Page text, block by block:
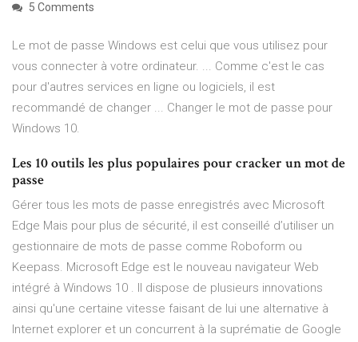
5 Comments
Le mot de passe Windows est celui que vous utilisez pour
vous connecter à votre ordinateur. ... Comme c'est le cas
pour d'autres services en ligne ou logiciels, il est
recommandé de changer ... Changer le mot de passe pour
Windows 10.
Les 10 outils les plus populaires pour cracker un mot de
passe
Gérer tous les mots de passe enregistrés avec Microsoft
Edge Mais pour plus de sécurité, il est conseillé d’utiliser un
gestionnaire de mots de passe comme Roboform ou
Keepass. Microsoft Edge est le nouveau navigateur Web
intégré à Windows 10 . Il dispose de plusieurs innovations
ainsi qu'une certaine vitesse faisant de lui une alternative à
Internet explorer et un concurrent à la suprématie de Google